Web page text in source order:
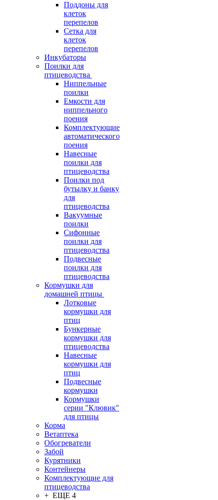
Поддоны для
клеток
перепелов
Сетка для
клеток
перепелов
Инкубаторы
Поилки для
птицеводства
Ниппельные
поилки
Емкости для
ниппельного
поения
Комплектующие
автоматического
поения
Навесные
поилки для
птицеводства
Поилки под
бутылку и банку
для
птицеводства
Вакуумные
поилки
Сифонные
поилки для
птицеводства
Подвесные
поилки для
птицеводства
Кормушки для
домашней птицы
Лотковые
кормушки для
птиц
Бункерные
кормушки для
птицеводства
Навесные
кормушки для
птиц
Подвесные
кормушки
Кормушки
серии "Клювик"
для птицы
Корма
Ветаптека
Обогреватели
Забой
Курятники
Контейнеры
Комплектующие для
птицеводства
+ ЕЩЕ 4